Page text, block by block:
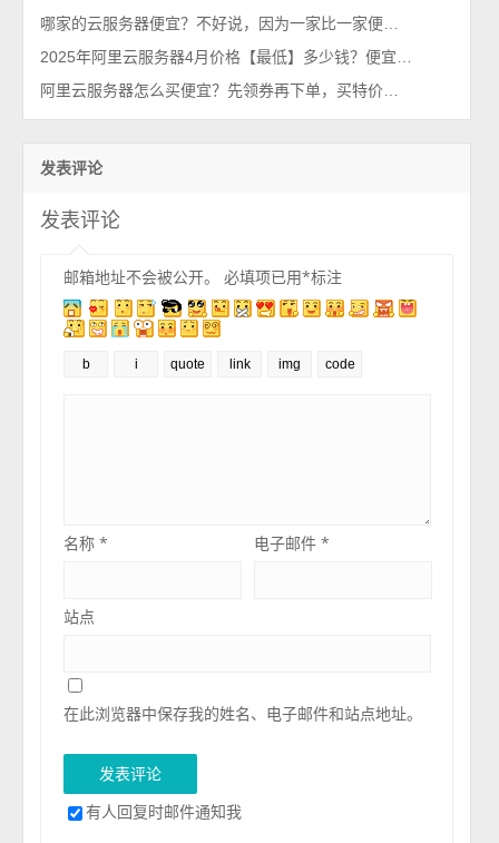
发表评论
发表评论
邮箱地址不会被公开。 必填项已用*标注
名称* 电子邮件*
站点
在此浏览器中保存我的姓名、电子邮件和站点地址。
有人回复时邮件通知我